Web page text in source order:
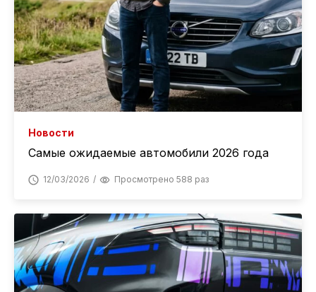
Новости
Самые ожидаемые автомобили 2026 года
12/03/2026 Просмотрено 588 раз